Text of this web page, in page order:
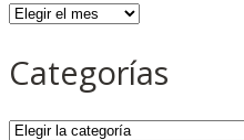
Archivos
Categorías
Categorías